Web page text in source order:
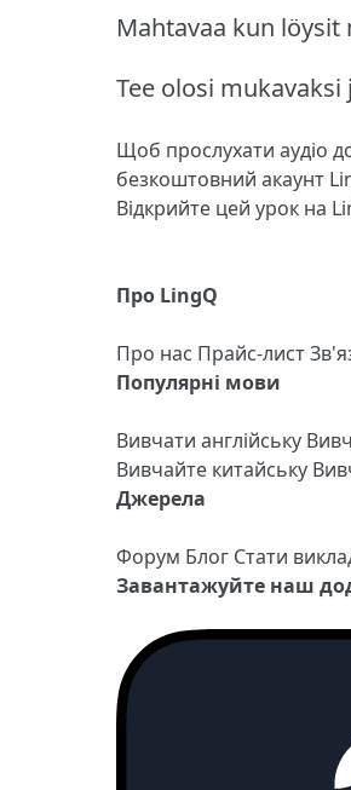
Mahtavaa kun löysit
Tee olosi
Щоб прослухати аудіо
безкоштовний акаунт
Відкрийте цей урок на
Про LingQ
Про нас Прайс-лист
Популярні мови
Вивчати англійську
Вивчайте китайську
Джерела
Форум Блог Стати
Завантажуйте наш